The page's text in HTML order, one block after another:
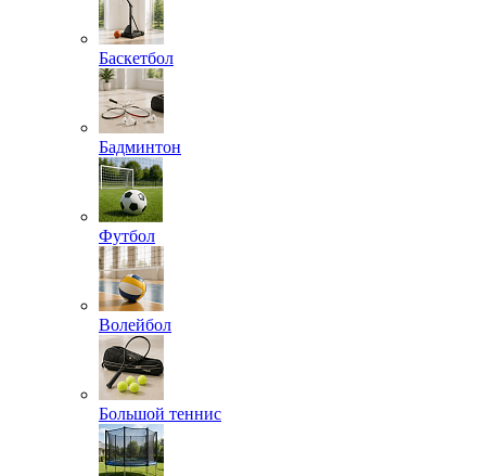
Баскетбол
Бадминтон
Футбол
Волейбол
Большой теннис